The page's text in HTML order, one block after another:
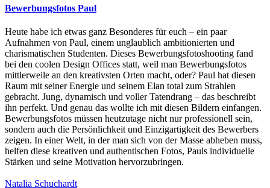
Bewerbungsfotos Paul
Heute habe ich etwas ganz Besonderes für euch – ein paar
Aufnahmen von Paul, einem unglaublich ambitionierten und
charismatischen Studenten. Dieses Bewerbungsfotoshooting fand
bei den coolen Design Offices statt, weil man Bewerbungsfotos
mittlerweile an den kreativsten Orten macht, oder? Paul hat diesen
Raum mit seiner Energie und seinem Elan total zum Strahlen
gebracht. Jung, dynamisch und voller Tatendrang – das beschreibt
ihn perfekt. Und genau das wollte ich mit diesen Bildern einfangen.
Bewerbungsfotos müssen heutzutage nicht nur professionell sein,
sondern auch die Persönlichkeit und Einzigartigkeit des Bewerbers
zeigen. In einer Welt, in der man sich von der Masse abheben muss,
helfen diese kreativen und authentischen Fotos, Pauls individuelle
Stärken und seine Motivation hervorzubringen.
Natalia Schuchardt